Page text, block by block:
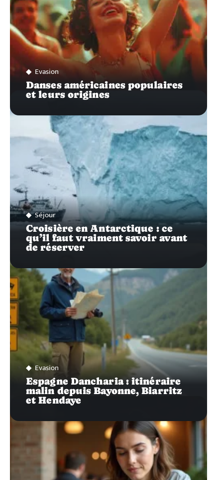
Evasion
Danses américaines populaires
et leurs origines
Séjour
Croisière en Antarctique : ce
qu’il faut vraiment savoir avant
de réserver
Evasion
Espagne Dancharia : itinéraire
malin depuis Bayonne, Biarritz
et Hendaye